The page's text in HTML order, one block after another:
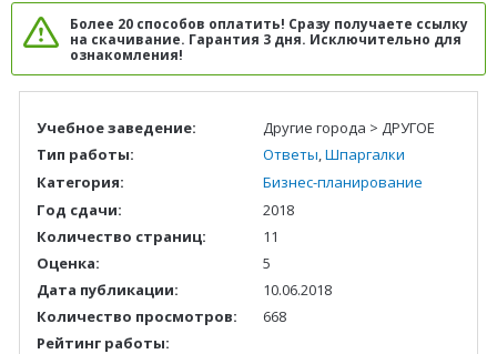
Более 20 способов оплатить! Сразу получаете ссылку
на скачивание. Гарантия 3 дня. Исключительно для
ознакомления!
Учебное заведение:
Другие города > ДРУГОЕ
Тип работы:
Ответы,Шпаргалки
Категория:
Бизнес-планирование
Год сдачи:
2018
Количество страниц:
11
Оценка:
5
Дата публикации:
10.06.2018
Количество просмотров:
668
Рейтинг работы: